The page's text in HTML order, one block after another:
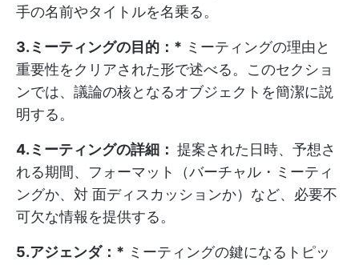
手の名前やタイトルを名乗る。
3.ミーティングの目的：* ミーティングの理由と
重要性をクリアされた形で述べる。このセクショ
ンでは、議論の核となるオブジェクトを簡潔に説
明する。
4.ミーティングの詳細： 提案された日時、予想さ
れる期間、フォーマット（バーチャル・ミーティ
ングか、対 面ディスカッションか）など、必要不
可欠な情報を提供する。
5.アジェンダ：* ミーティングの鍵になるトピッ